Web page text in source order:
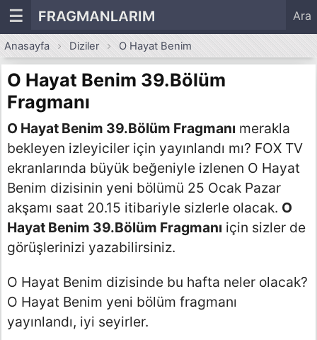
☰ FRAGMANLARIM Ara
Anasayfa Diziler O Hayat Benim
O Hayat Benim 39.Bölüm
Fragmanı
O Hayat Benim 39.Bölüm Fragmanı merakla
bekleyen izleyiciler için yayınlandı mı? FOX TV
ekranlarında büyük beğeniyle izlenen O Hayat
Benim dizisinin yeni bölümü 25 Ocak Pazar
akşamı saat 20.15 itibariyle sizlerle olacak. O
Hayat Benim 39.Bölüm Fragmanı için sizler de
görüşlerinizi yazabilirsiniz.
O Hayat Benim dizisinde bu hafta neler olacak?
O Hayat Benim yeni bölüm fragmanı
yayınlandı, iyi seyirler.